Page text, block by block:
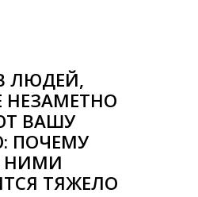
ЛЮДЕЙ,
НЕЗАМЕТНО
ВАШУ
ПОЧЕМУ
НИМИ
ТЯЖЕЛО